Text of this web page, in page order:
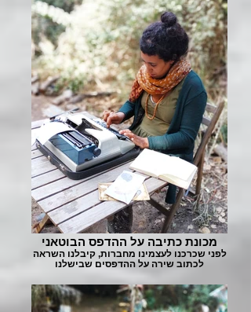
מכונת כתיבה על ההדפס הבוטאני
לפני שכרכנו לעצמינו מחברות, קיבלנו השראה
לכתוב שירה על ההדפסים שבישלנו